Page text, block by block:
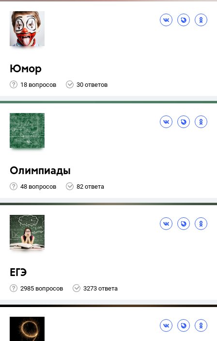
Юмор
18 вопросов 30 ответов
Олимпиады
48 вопросов 82 ответа
ЕГЭ
2985 вопросов 3273 ответа